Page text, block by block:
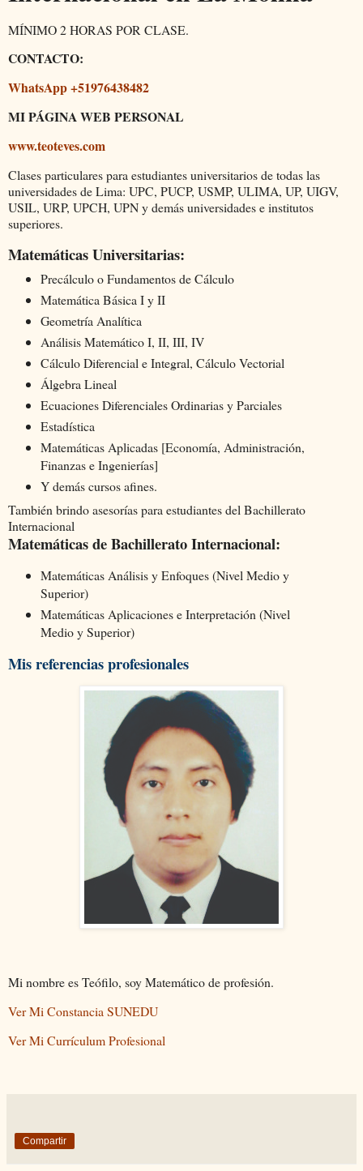
MÍNIMO 2 HORAS POR CLASE.
CONTACTO:
WhatsApp +51976438482
MI PÁGINA WEB PERSONAL
www.teoteves.com
Clases particulares para estudiantes universitarios de todas las
universidades de Lima: UPC, PUCP, USMP, ULIMA, UP, UIGV,
USIL, URP, UPCH, UPN y demás universidades e institutos
superiores.
Matemáticas Universitarias:
Precálculo o Fundamentos de Cálculo
Matemática Básica I y II
Geometría Analítica
Análisis Matemático I, II, III, IV
Cálculo Diferencial e Integral, Cálculo Vectorial
Álgebra Lineal
Ecuaciones Diferenciales Ordinarias y Parciales
Estadística
Matemáticas Aplicadas [Economía, Administración,
Finanzas e Ingenierías]
Y demás cursos afines.
También brindo asesorías para estudiantes del Bachillerato
Internacional
Matemáticas de Bachillerato Internacional:
Matemáticas Análisis y Enfoques (Nivel Medio y
Superior)
Matemáticas Aplicaciones e Interpretación (Nivel
Medio y Superior)
Mis referencias profesionales
Mi nombre es Teófilo, soy Matemático de profesión.
Ver Mi Constancia SUNEDU
Ver Mi Currículum Profesional
Compartir